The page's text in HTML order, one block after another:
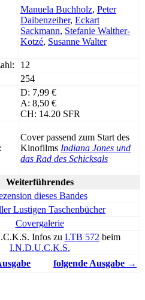
Manuela Buchholz, Peter
Daibenzeiher, Eckart
Sackmann, Stefanie Walther-
Kotzé, Susanne Walter
12
254
D: 7,99 €
A: 8,50 €
CH: 14.20 SFR
Cover passend zum Start des
Kinofilms Indiana Jones und
das Rad des Schicksals
Weiterführendes
dieses Bandes
Lustigen Taschenbücher
Covergalerie
Infos zu LTB 572 beim
I.N.D.U.C.K.S.
folgende Ausgabe →